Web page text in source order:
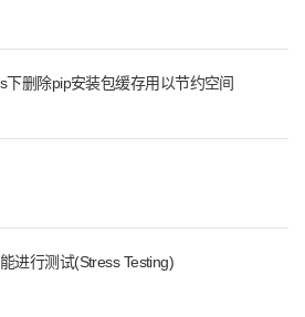
下删除pip安装包缓存用以节约空间
进行测试(Stress Testing)